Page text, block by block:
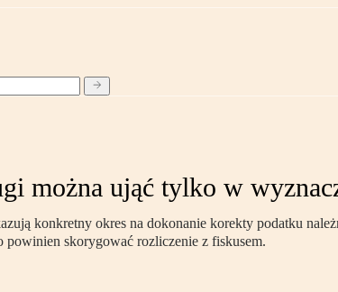
można ująć tylko w
konkretny okres na dokonanie korekty podatku
powinien skorygować rozliczenie z fiskusem.